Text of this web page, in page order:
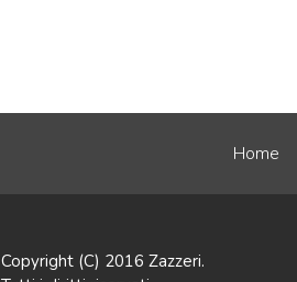
Home
Copyright (C) 2016 Zazzeri.